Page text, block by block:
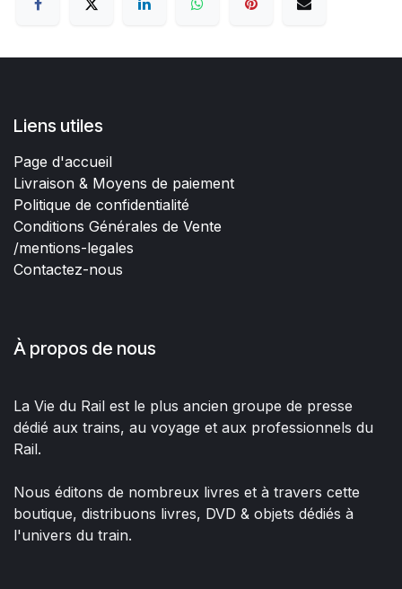
Liens utiles
Page d'accueil
Livraison & Moyens de paiement
Politique de confidentialité
Conditions Générales de Vente
/mentions-legales
Contactez-nous
À propos de nous
La Vie du Rail est le plus ancien groupe de presse
dédié aux trains, au voyage et aux professionnels du
Rail.
Nous éditons de nombreux livres et à travers cette
boutique, distribuons livres, DVD & objets dédiés à
l'univers du train.